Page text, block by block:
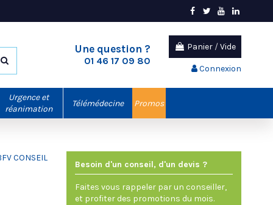
Une question ?
01 46 17 09 80
Panier /Vide
Connexion
Urgence et
réanimation
Télémédecine Promos
Besoin d'un conseil, d'un devis ?
Faites vous rappeler par un conseiller,
et profiter des promotions du mois.